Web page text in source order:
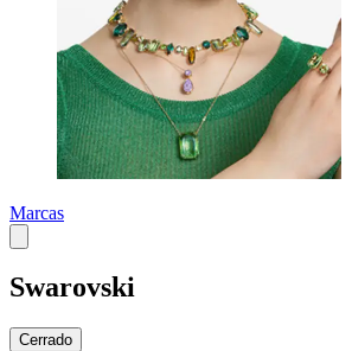
Marcas
Swarovski
Cerrado